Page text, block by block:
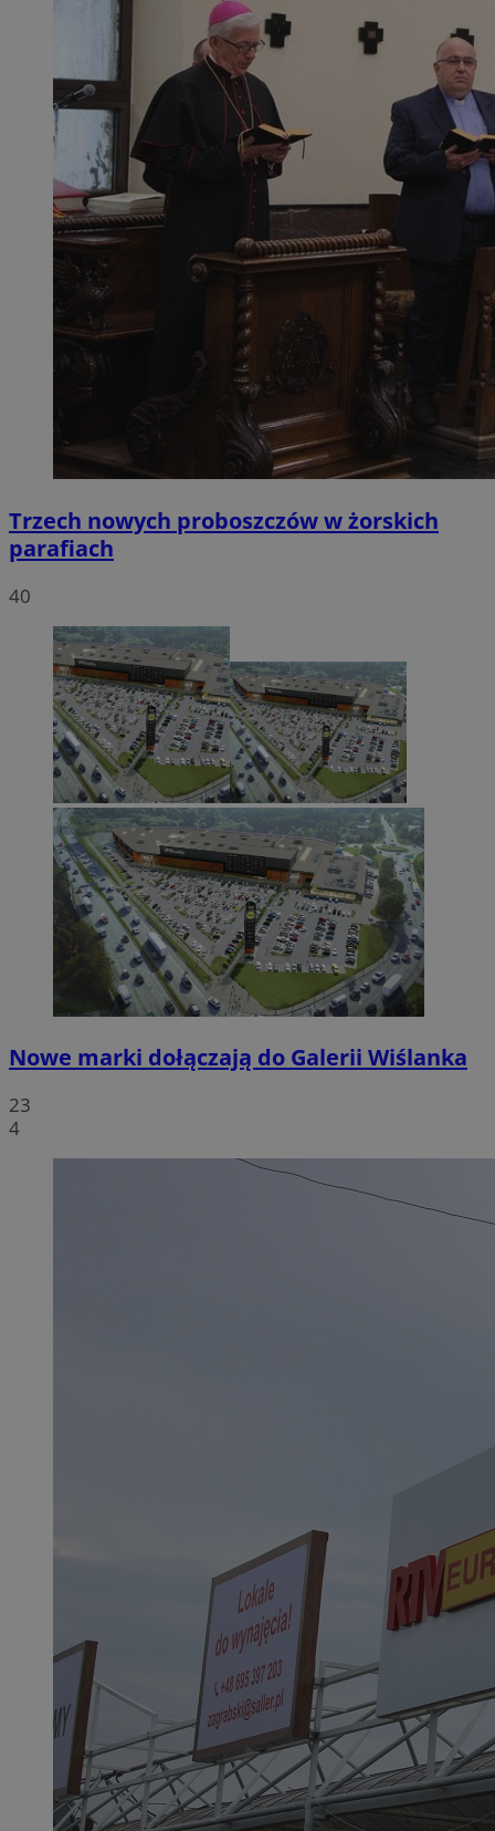
Trzech nowych proboszczów w żorskich
parafiach
40
Nowe marki dołączają do Galerii Wiślanka
23
4